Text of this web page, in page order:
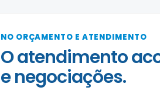
NO ORÇAMENTO E ATENDIMENTO
O atendimento
e negociações.